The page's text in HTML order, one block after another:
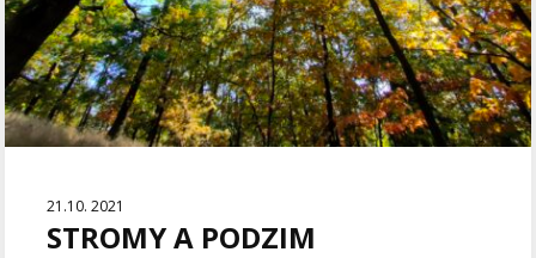
21.10. 2021
STROMY A PODZIM